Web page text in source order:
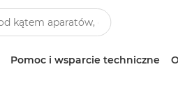
Pomoc i wsparcie techniczne